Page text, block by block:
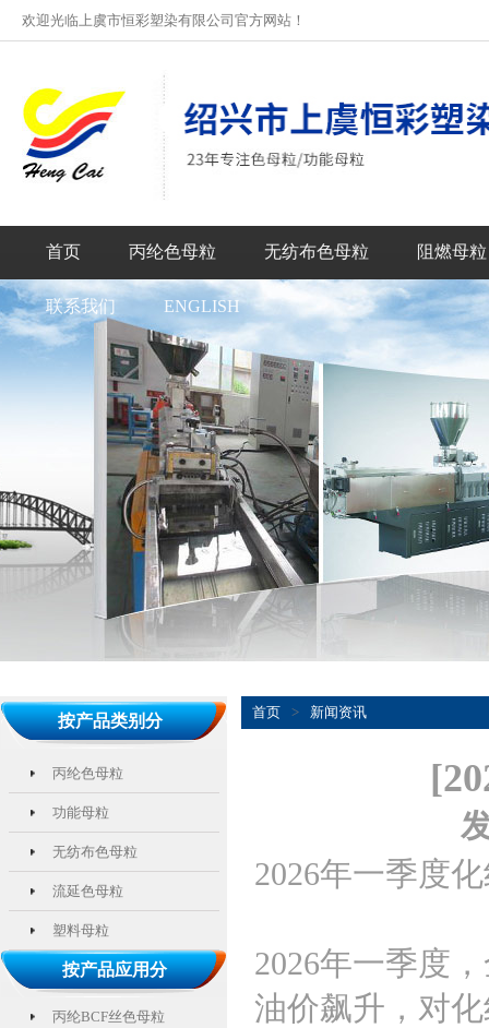
欢迎光临上虞市恒彩塑染有限公司官方网站！
首页 丙纶色母粒 无纺布色母粒 阻燃母粒
联系我们 ENGLISH
按产品类别分
丙纶色母粒
功能母粒
无纺布色母粒
流延色母粒
塑料母粒
按产品应用分
丙纶BCF丝色母粒
首页 > 新闻资讯
2026年一季度
2026年一季度
油价飙升，对